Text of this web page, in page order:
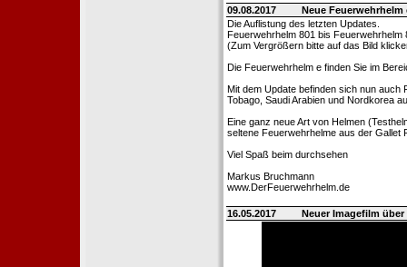
09.08.2017
Neue
Die Auflistung des letzten Updates.
Feuerwehrhelm 801 bis Feuerwehrhelm
(Zum Vergrößern bitte auf das Bild
Die Feuerwehrhelm e finden Sie im
Mit dem Update befinden sich nun auch
Tobago, Saudi Arabien und Nordkorea
Eine ganz neue Art von Helmen
seltene Feuerwehrhelme aus der Gallet
Viel Spaß beim durchsehen
Markus Bruchmann
www.DerFeuerwehrhelm.de
16.05.2017 Neuer Imagefilm